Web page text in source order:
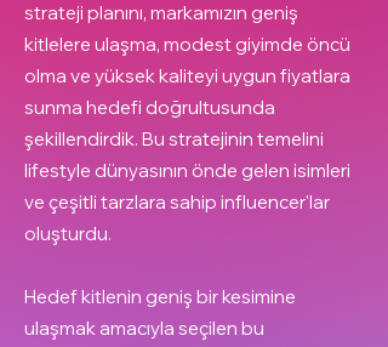
strateji planını, markamızın geniş
kitlelere ulaşma, modest giyimde öncü
olma ve yüksek kaliteyi uygun fiyatlara
sunma hedefi doğrultusunda
şekillendirdik. Bu stratejinin temelini
lifestyle dünyasının önde gelen isimleri
ve çeşitli tarzlara sahip influencer'lar
oluşturdu.
Hedef kitlenin geniş bir kesimine
ulaşmak amacıyla seçilen bu